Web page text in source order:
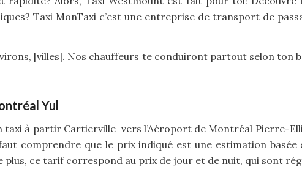
Taxi MonTaxi c’est une entreprise de transport de
[villes]. Nos chauffeurs te conduiront partout selon ton
Yul
à partir Cartierville vers l’Aéroport de Montréal Pierre-
comprendre que le prix indiqué est une estimation
ce tarif correspond au prix de jour et de nuit, qui sont